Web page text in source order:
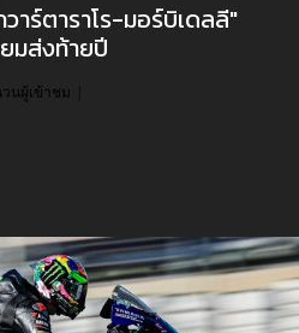
าร์ตาราโร-มอร์บิเดลลี"
มส่งท้ายปี
วนผู้เข้าชม